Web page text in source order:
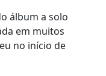
álbum a solo
em muitos
no início de